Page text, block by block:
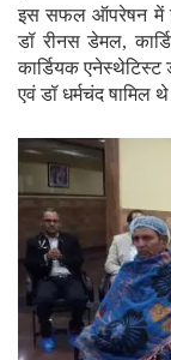
इस सफल ऑपरेषन में
डॉ रीनस डेमल,
कार्डियक एनेस्थेटिस्ट
एवं डॉ धर्मचंद षामिल